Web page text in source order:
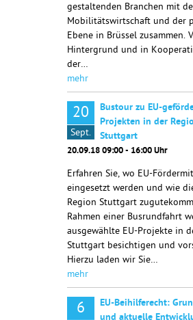
gestaltenden Branchen mit
Mobilitätswirtschaft und der
Ebene in Brüssel zusammen.
Hintergrund und in
der…
mehr
20
Sept.
Bustour zu EU-
Projekten in der
Stuttgart
20.09.18 09:00 - 16:00 Uhr
Erfahren Sie, wo EU-
eingesetzt werden und wie
Region Stuttgart
Rahmen einer Busrundfahrt
ausgewählte EU-Projekte in
Stuttgart besichtigen und
Hierzu laden wir Sie…
mehr
6
EU-Beihilferecht: